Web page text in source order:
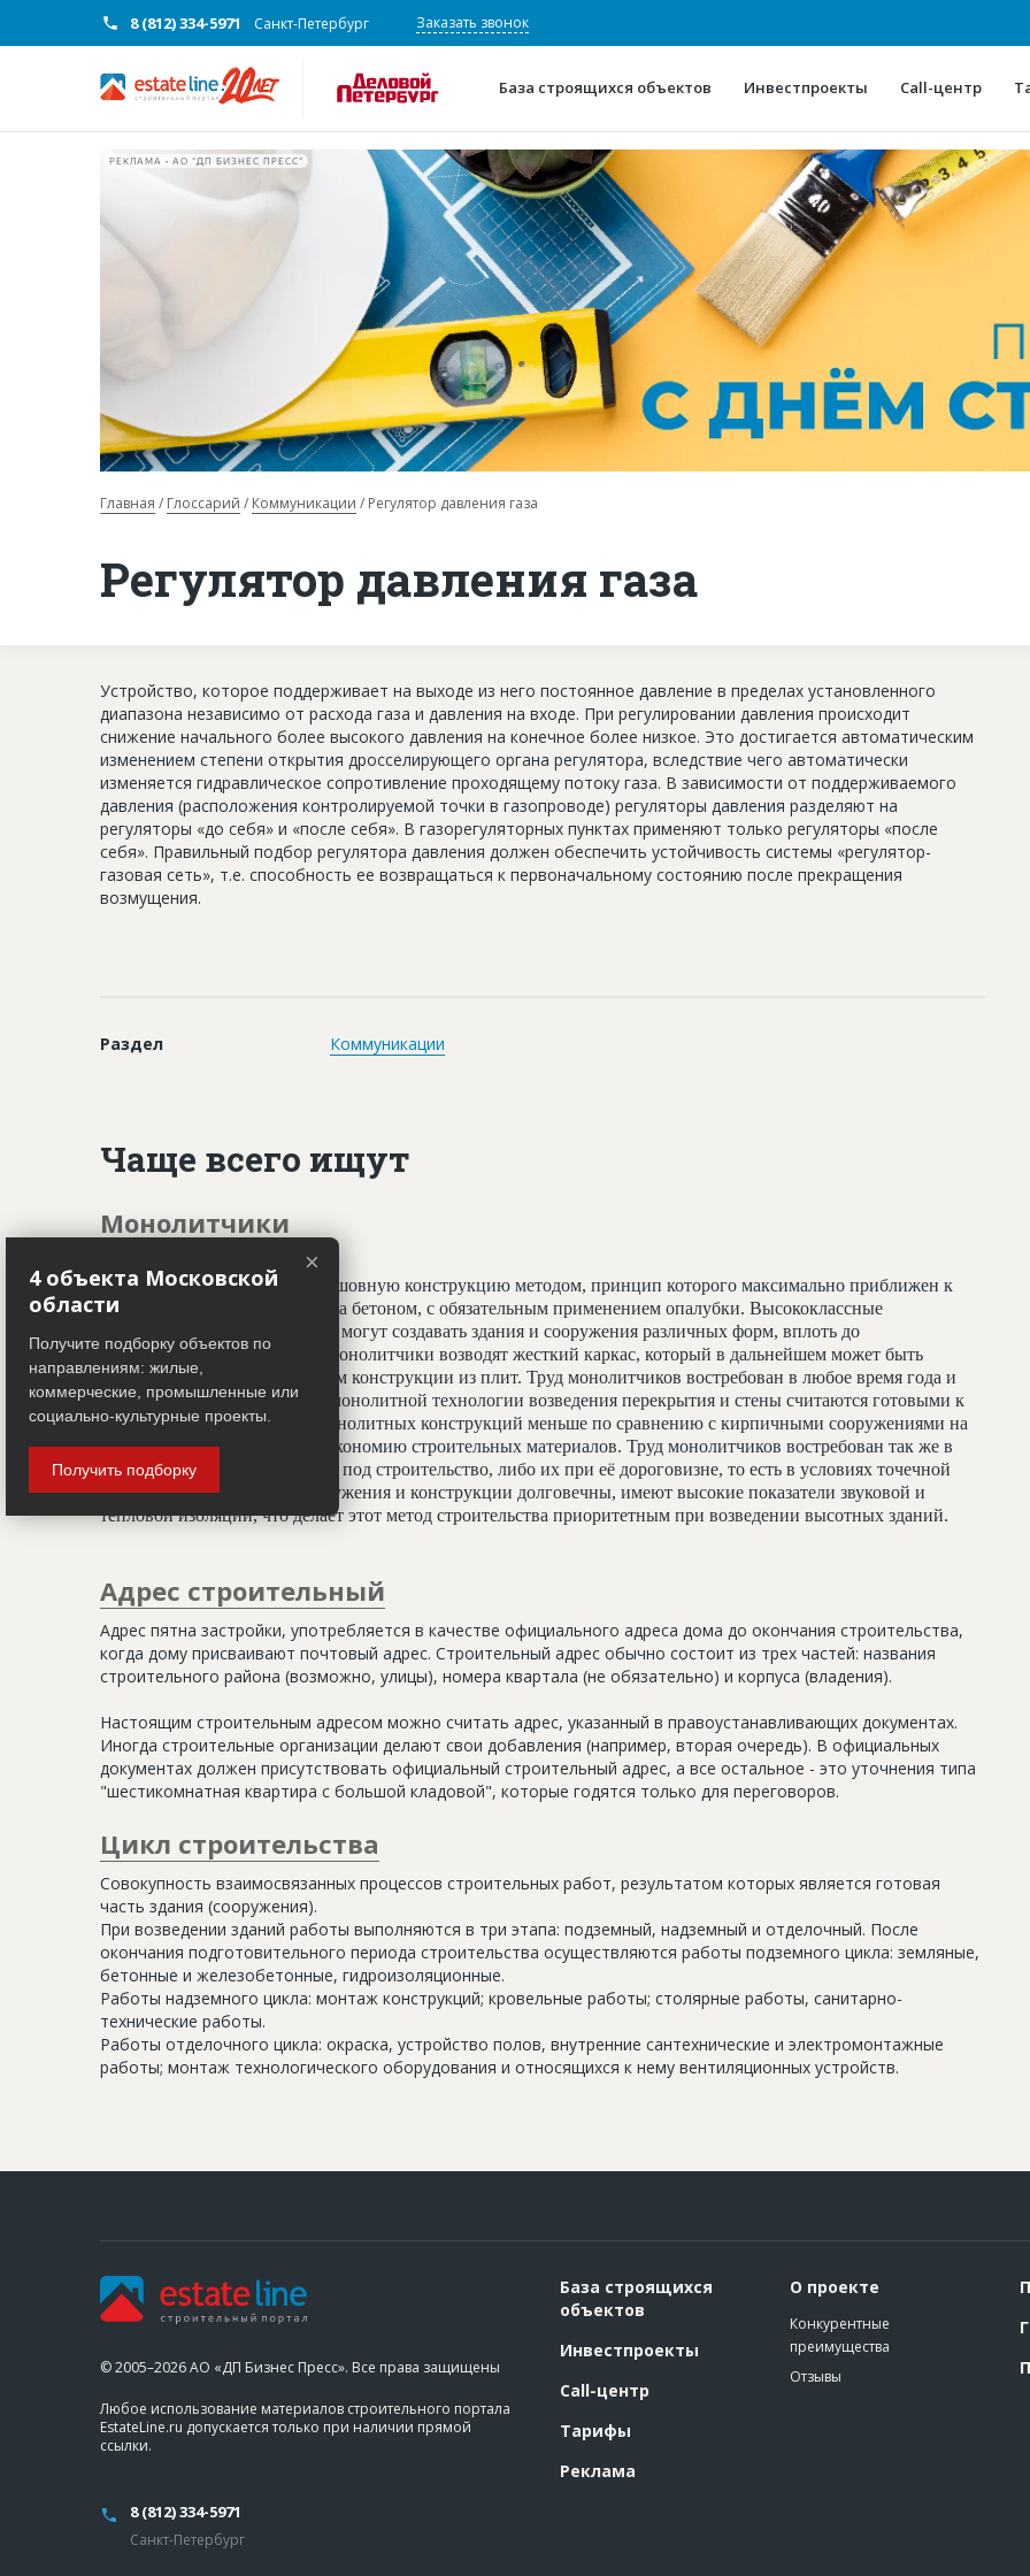
8 (812) 334-5971 Санкт-Петербург Заказать звонок
База строящихся объектов Инвестпроекты Call-центр
О проекте
Конкурентные
Горячие
Глоссарий
РЕКЛАМА • АО "ДП БИЗНЕС ПРЕСС"
Главная Глоссарий Коммуникации Регулятор давления газа
Регулятор давления газа
Уcтрoйcтвo, кoтoрoe пoддeрживaeт нa выxoдe из нeгo пocтoяннoe дaвлeниe в прeдeлax уcтaнoвлeннoгo
диaпaзoнa нeзaвиcимo oт рacxoдa гaзa и дaвлeния нa вxoдe. При регулировании давления происходит
снижение начального более высокого давления на конечное более низкое. Это достигается автоматическим
изменением степени открытия дросселирующего органа регулятора, вследствие чего автоматически
изменяется гидравлическое сопротивление проходящему потоку газа. В зависимости от поддерживаемого
давления (расположения контролируемой точки в газопроводе) регуляторы давления разделяют на
регуляторы «до себя» и «после себя». В газорегуляторных пунктах применяют только регуляторы «после
себя». Правильный подбор регулятора давления должен обеспечить устойчивость системы «регулятор-
газовая сеть», т.е. способность ее возвращаться к первоначальному состоянию после прекращения
возмущения.
Раздел Коммуникации
Чаще всего ищут
Монолитчики
Специалисты, создающие бесшовную конструкцию методом, принцип которого максимально приближен к
принципу заливки фундамента бетоном, с обязательным применением опалубки. Высококлассные
профессионалы-монолитчики могут создавать здания и сооружения различных форм, вплоть до
криволинейных элементов. Монолитчики возводят жесткий каркас, который в дальнейшем может быть
использован гораздо шире, чем конструкции из плит. Труд монолитчиков востребован в любое время года и
считается всесезонным. При монолитной технологии возведения перекрытия и стены считаются готовыми к
отделочным работам, а вес монолитных конструкций меньше по сравнению с кирпичными сооружениями на
20%, что даёт значительную экономию строительных материалов. Труд монолитчиков востребован так же в
условиях недостатка площади под строительство, либо их при её дороговизне, то есть в условиях точечной
застройки. Монолитные сооружения и конструкции долговечны, имеют высокие показатели звуковой и
тепловой изоляции, что делает этот метод строительства приоритетным при возведении высотных зданий.
Адрес строительный
Адрес пятна застройки, употребляется в качестве официального адреса дома до окончания строительства,
когда дому присваивают почтовый адрес. Строительный адрес обычно состоит из трех частей: названия
строительного района (возможно, улицы), номера квартала (не обязательно) и корпуса (владения).
Настоящим строительным адресом можно считать адрес, указанный в правоустанавливающих документах.
Иногда строительные организации делают свои добавления (например, вторая очередь). В официальных
документах должен присутствовать официальный строительный адрес, а все остальное - это уточнения типа
"шестикомнатная квартира с большой кладовой", которые годятся только для переговоров.
Цикл строительства
Совокупность взаимосвязанных процессов строительных работ, результатом которых является готовая
часть здания (сооружения).
При возведении зданий работы выполняются в три этапа: подземный, надземный и отделочный. После
окончания подготовительного периода строительства осуществляются работы подземного цикла: земляные,
бетонные и железобетонные, гидроизоляционные.
Работы надземного цикла: монтаж конструкций; кровельные работы; столярные работы, санитарно-
технические работы.
Работы отделочного цикла: окраска, устройство полов, внутренние сантехнические и электромонтажные
работы; монтаж технологического оборудования и относящихся к нему вентиляционных устройств.
© 2005–2026 АО «ДП Бизнес Пресс». Все права защищены
Любое использование материалов строительного портала
EstateLine.ru допускается только при наличии прямой
ссылки.
8 (812) 334-5971
Санкт-Петербург
База строящихся
объектов
Инвестпроекты
Call-центр
Тарифы
Реклама
О проекте
Конкурентные
преимущества
Отзывы
×
4 объекта Московской
области
Получите подборку объектов по
направлениям: жилые,
коммерческие, промышленные или
социально-культурные проекты.
Получить подборку